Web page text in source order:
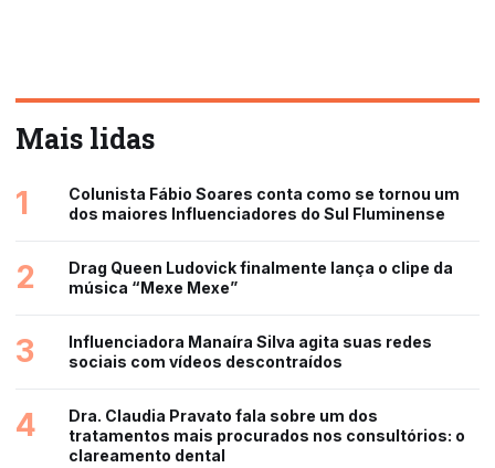
Mais lidas
1
Colunista Fábio Soares conta como se tornou um
dos maiores Influenciadores do Sul Fluminense
2
Drag Queen Ludovick finalmente lança o clipe da
música “Mexe Mexe”
3
Influenciadora Manaíra Silva agita suas redes
sociais com vídeos descontraídos
4
Dra. Claudia Pravato fala sobre um dos
tratamentos mais procurados nos consultórios: o
clareamento dental